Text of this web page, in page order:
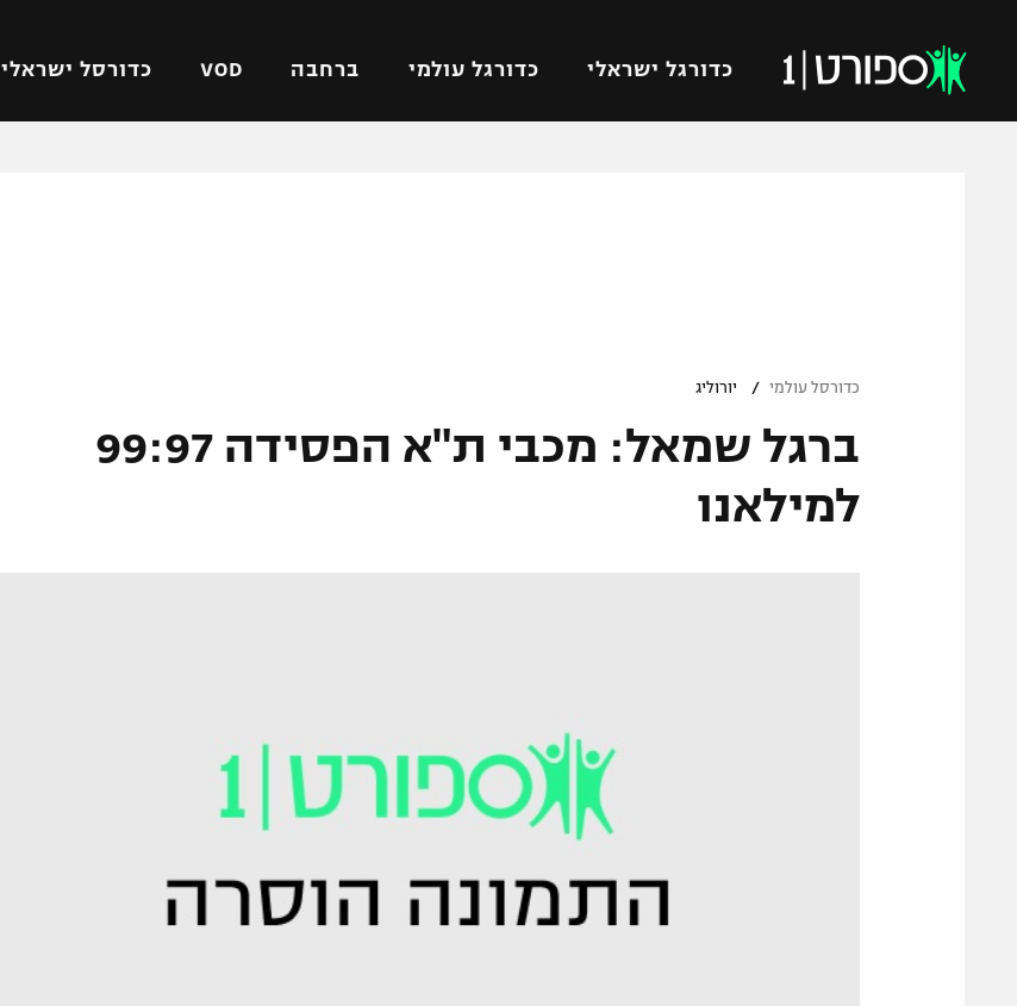
כדורגל ישראלי כדורגל עולמי ברחבה VOD כדורסל ישראלי
ברחבה
"מעל הליגה" – פודקאסט
"מחצית בשכונה" – פודקאסט
נבחרת ישראל
מכבי חיפה
ליגה צרפתית
דני אבדיה
כדורסל עולמי / יורוליג
ברגל שמאל: מכבי ת"א הפסידה 99:97
למילאנו